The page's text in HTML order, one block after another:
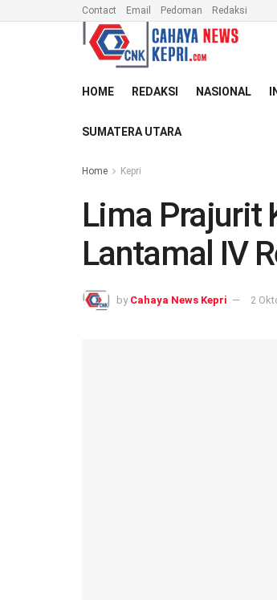
Contact Email Pedoman Redaksi
HOME REDAKSI NASIONAL
SUMATERA UTARA
Home Kepri
Lima Prajurit
Lantamal IV
by Cahaya News Kepri 2